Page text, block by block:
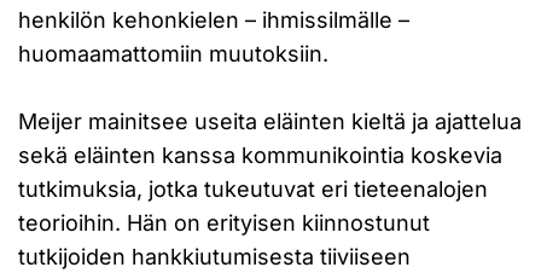
henkilön kehonkielen – ihmissilmälle –
huomaamattomiin muutoksiin.
Meijer mainitsee useita eläinten kieltä ja ajattelua
sekä eläinten kanssa kommunikointia koskevia
tutkimuksia, jotka tukeutuvat eri tieteenalojen
teorioihin. Hän on erityisen kiinnostunut
tutkijoiden hankkiutumisesta tiiviiseen